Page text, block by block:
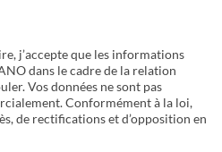
j’accepte que les informations
dans le cadre de la relation
Vos données ne sont pas
Conformément à la loi,
de rectifications et d’opposition en